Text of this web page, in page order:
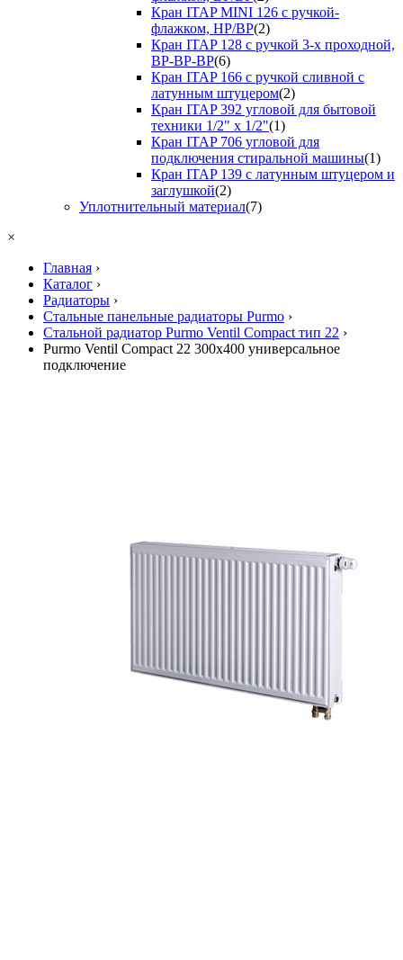
Кран ITAP MINI 126 с ручкой-
флажком, НР/ВР(2)
Кран ITAP 128 с ручкой 3-х проходной,
ВР-ВР-ВР(6)
Кран ITAP 166 с ручкой сливной с
латунным штуцером(2)
Кран ITAP 392 угловой для бытовой
техники 1/2" х 1/2"(1)
Кран ITAP 706 угловой для
подключения стиральной машины(1)
Кран ITAP 139 с латунным штуцером и
заглушкой(2)
Уплотнительный материал(7)
×
Главная ›
Каталог ›
Радиаторы ›
Стальные панельные радиаторы Purmo ›
Стальной радиатор Purmo Ventil Compact тип 22 ›
Purmo Ventil Compact 22 300х400 универсальное
подключение